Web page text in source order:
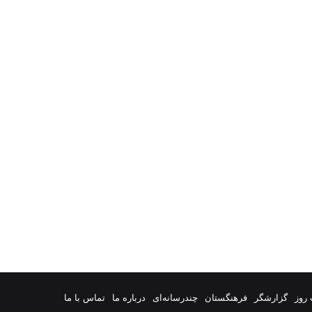
گزارشگر فرهنگستان چندرسانه‌ای درباره ما تماس با ما